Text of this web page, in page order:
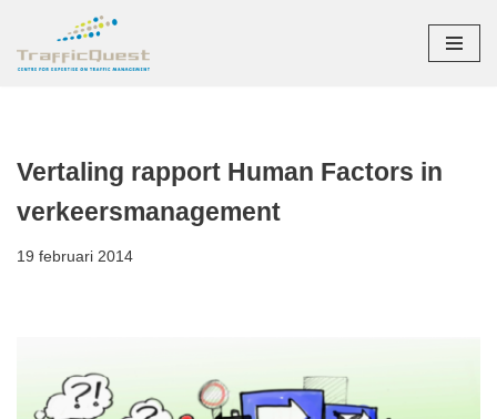
Ga
Vertaling rapport Human Factors in
verkeersmanagement
19 februari 2014